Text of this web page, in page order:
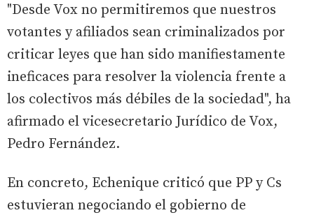
"Desde Vox no permitiremos que nuestros
votantes y afiliados sean criminalizados por
criticar leyes que han sido manifiestamente
ineficaces para resolver la violencia frente a
los colectivos más débiles de la sociedad", ha
afirmado el vicesecretario Jurídico de Vox,
Pedro Fernández.
En concreto, Echenique criticó que PP y Cs
estuvieran negociando el gobierno de